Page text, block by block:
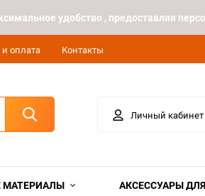
удобство , предоставляя
оплата Контакты
Личный кабинет
АКСЕССУАРЫ